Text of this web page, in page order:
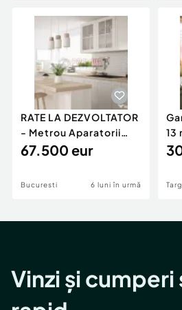
RATE LA DEZVOLTATOR
- Metrou Aparatorii
Patriei -
67.500 eur
Bucuresti 6 luni în urmă
13
Vinzi și cumperi